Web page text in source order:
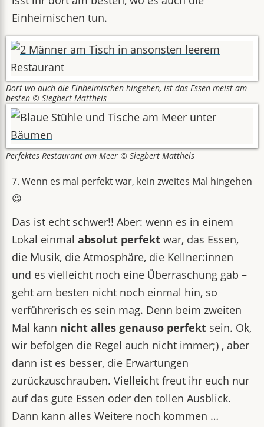
Einheimischen tun.
Dort wo auch die Einheimischen hingehen, ist das Essen meist am
besten © Siegbert Mattheis
Perfektes Restaurant am Meer © Siegbert Mattheis
7. Wenn es mal perfekt war, kein zweites Mal hingehen
😉
Das ist echt schwer!! Aber: wenn es in einem
Lokal einmal absolut perfekt war, das Essen,
die Musik, die Atmosphäre, die Kellner:innen
und es vielleicht noch eine Überraschung gab –
geht am besten nicht noch einmal hin, so
verführerisch es sein mag. Denn beim zweiten
Mal kann nicht alles genauso perfekt sein. Ok,
wir befolgen die Regel auch nicht immer;) , aber
dann ist es besser, die Erwartungen
zurückzuschrauben. Vielleicht freut ihr euch nur
auf das gute Essen oder den tollen Ausblick.
Dann kann alles Weitere noch kommen …